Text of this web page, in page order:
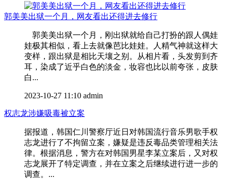
郭美美出狱一个月，网友看出还得进去修行
郭美美出狱一个月，刚出狱就给自己打扮的跟人偶娃
娃极其相似，看上去就像芭比娃娃。人精气神就这样大
变样，跟出狱是相比天壤之别。从相片看，头发剪到齐
耳，染成了近乎白色的淡金，妆容也比以前夸张，皮肤
白...
2023-10-27 11:10 admin
权志龙涉嫌吸毒被立案
据报道，韩国仁川警察厅近日对韩国流行音乐男歌手权
志龙进行了不拘留立案，嫌疑是违反毒品类管理相关法
律。根据消息，警方在对韩国男星李某立案后，又对权
志龙展开了特定调查，并在立案之后继续进行进一步的
调查。...